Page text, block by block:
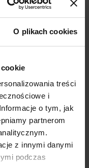
O plikach cookies
treści
i
o tym, jak
partnerom
z innymi danymi
podczas